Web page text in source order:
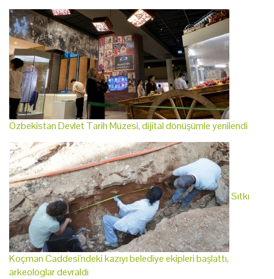
Özbekistan Devlet Tarih Müzesi, dijital dönüşümle yenilendi
Sıtkı
Koçman Caddesi'ndeki kazıyı belediye ekipleri başlattı,
arkeologlar devraldı